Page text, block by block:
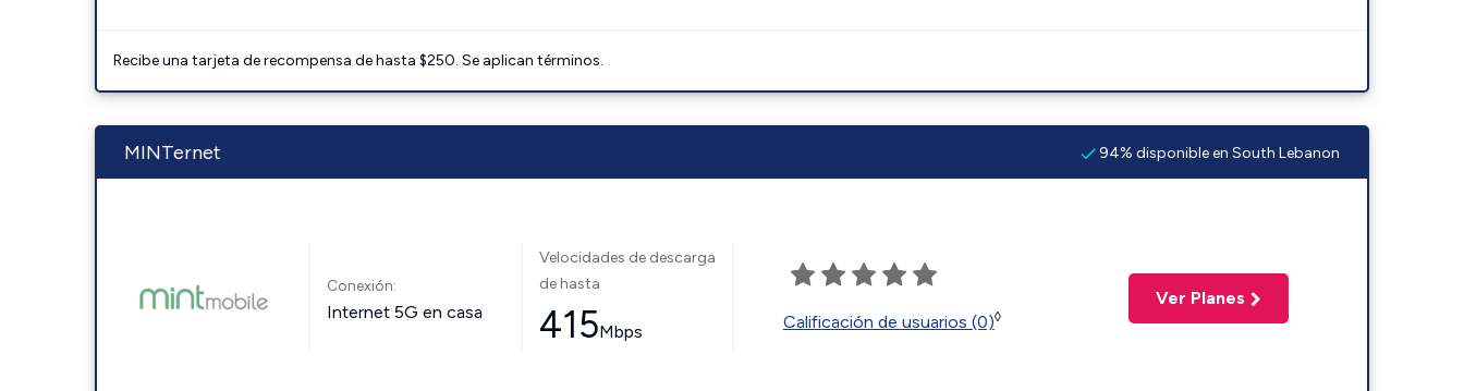
Recibe una tarjeta de recompensa de hasta $250. Se aplican términos.
MINTernet 94% disponible en South Lebanon
Conexión:
Internet 5G en casa
Velocidades de descarga
de hasta
415Mbps Calificación de usuarios (0)◊
Ver Planes